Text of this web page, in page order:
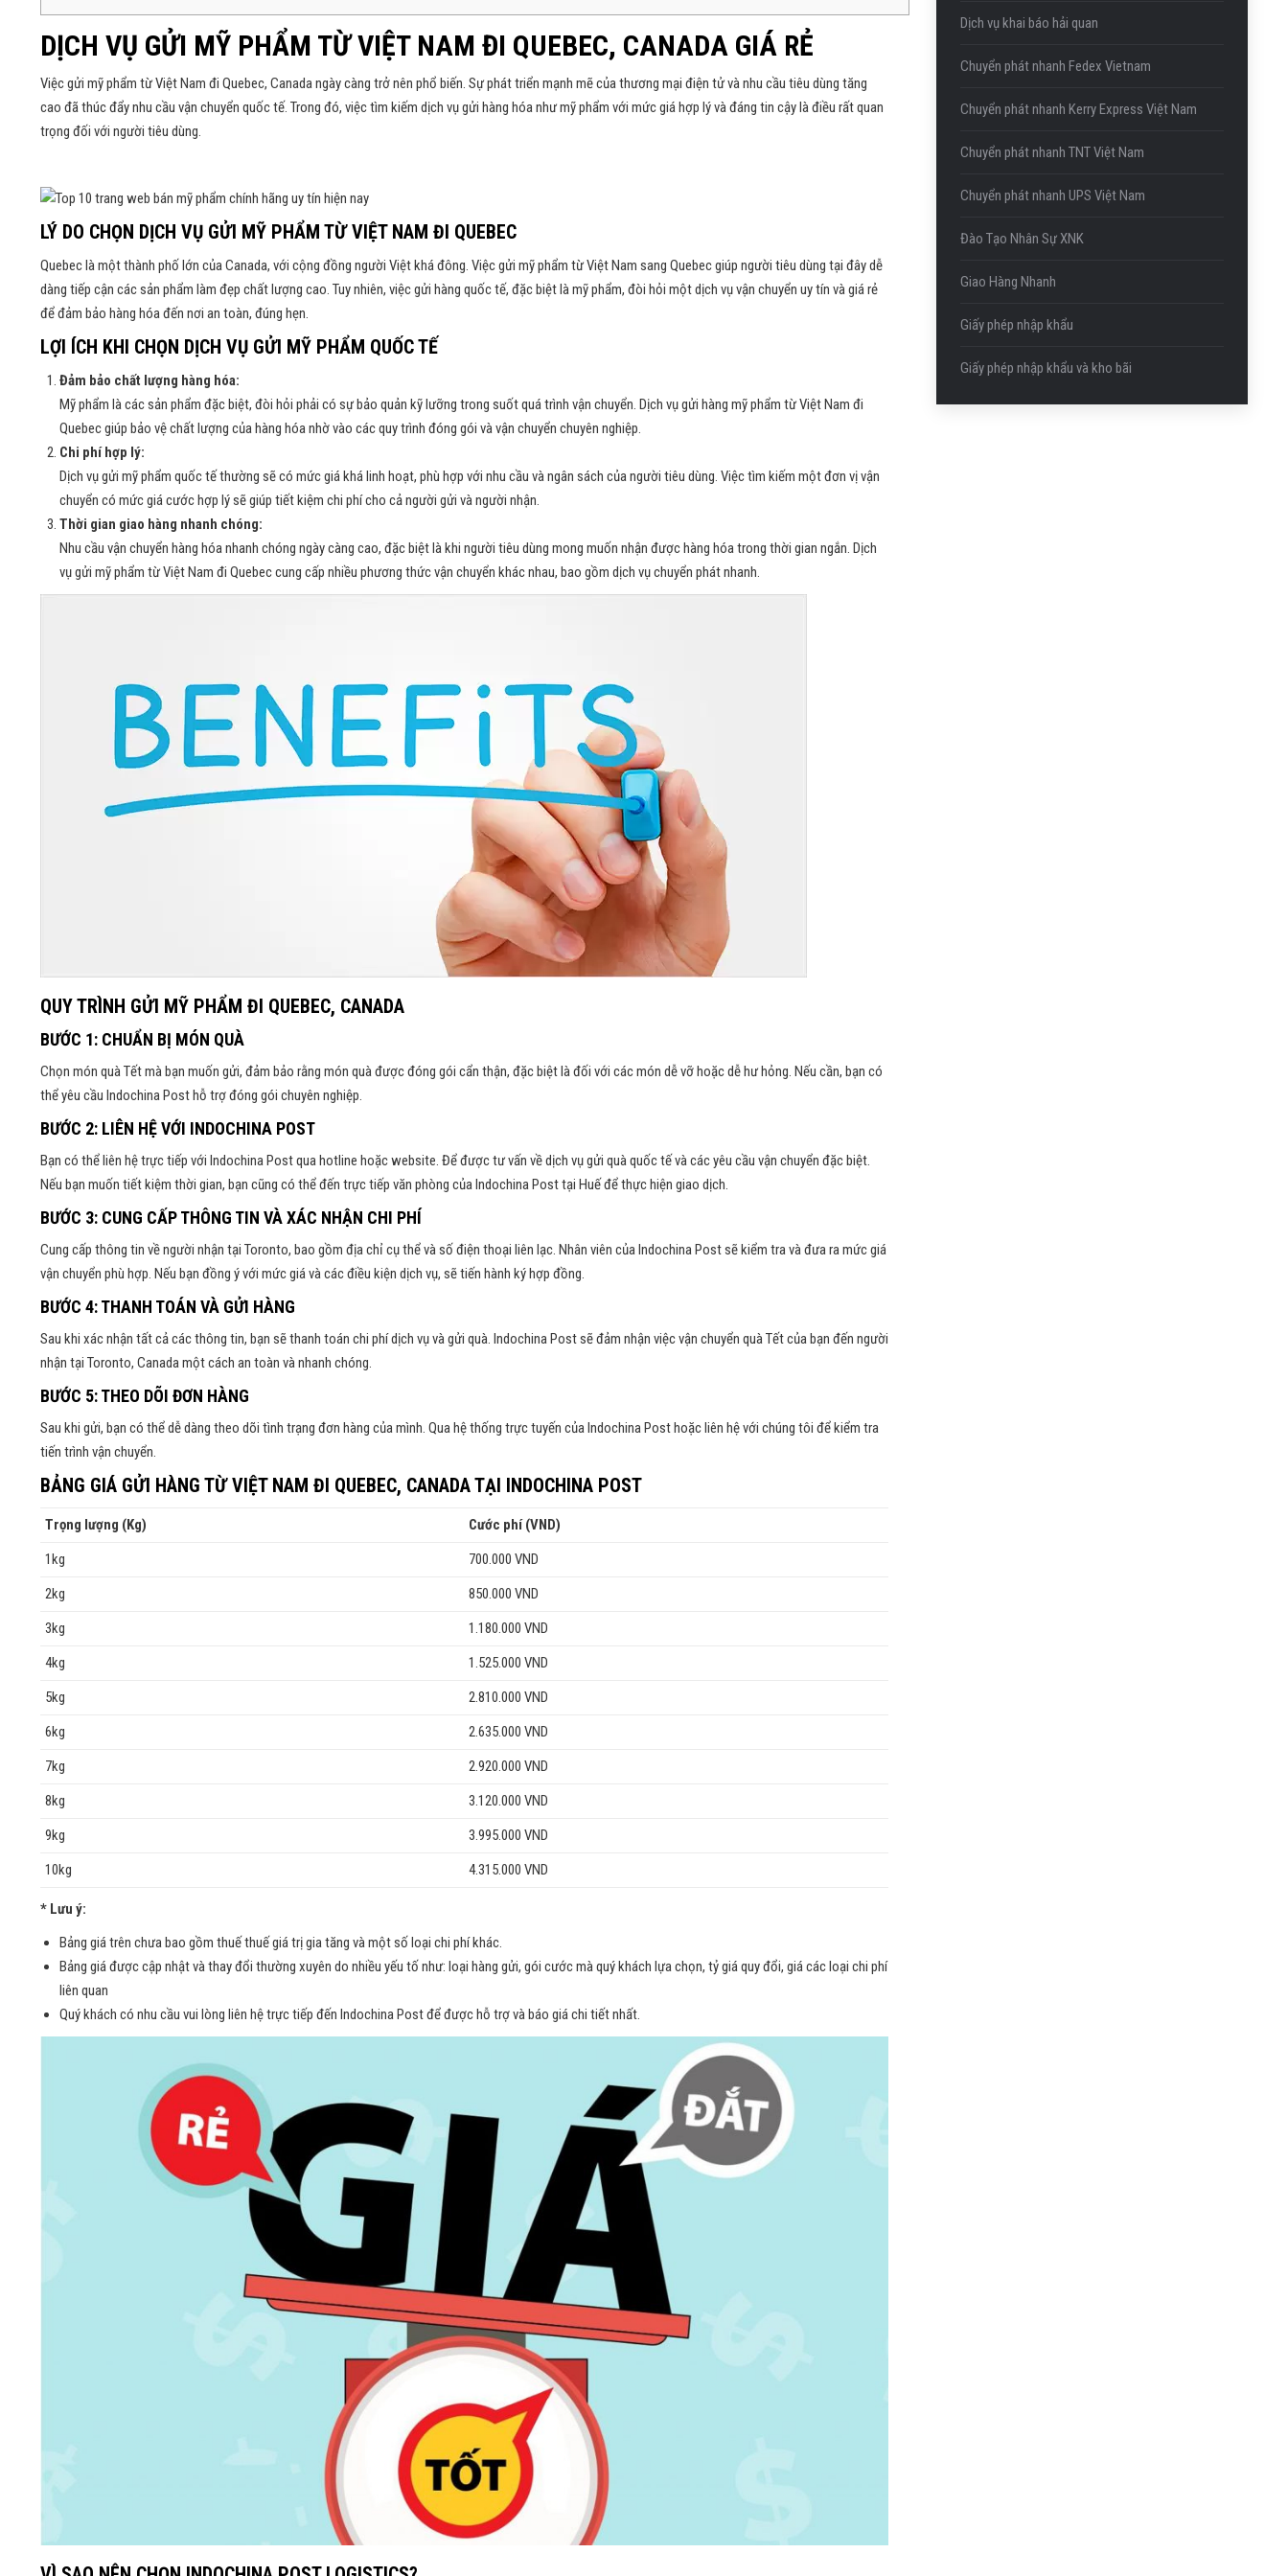
DỊCH VỤ GỬI MỸ PHẨM TỪ VIỆT NAM ĐI QUEBEC, CANADA GIÁ RẺ
Việc gửi mỹ phẩm từ Việt Nam đi Quebec, Canada ngày càng trở nên phổ biến. Sự phát triển mạnh mẽ của thương mại điện tử và nhu cầu tiêu dùng tăng
cao đã thúc đẩy nhu cầu vận chuyển quốc tế. Trong đó, việc tìm kiếm dịch vụ gửi hàng hóa như mỹ phẩm với mức giá hợp lý và đáng tin cậy là điều rất quan
trọng đối với người tiêu dùng.
LÝ DO CHỌN DỊCH VỤ GỬI MỸ PHẨM TỪ VIỆT NAM ĐI QUEBEC
Quebec là một thành phố lớn của Canada, với cộng đồng người Việt khá đông. Việc gửi mỹ phẩm từ Việt Nam sang Quebec giúp người tiêu dùng tại đây dễ
dàng tiếp cận các sản phẩm làm đẹp chất lượng cao. Tuy nhiên, việc gửi hàng quốc tế, đặc biệt là mỹ phẩm, đòi hỏi một dịch vụ vận chuyển uy tín và giá rẻ
để đảm bảo hàng hóa đến nơi an toàn, đúng hẹn.
LỢI ÍCH KHI CHỌN DỊCH VỤ GỬI MỸ PHẨM QUỐC TẾ
Đảm bảo chất lượng hàng hóa:
Mỹ phẩm là các sản phẩm đặc biệt, đòi hỏi phải có sự bảo quản kỹ lưỡng trong suốt quá trình vận chuyển. Dịch vụ gửi hàng mỹ phẩm từ Việt Nam đi
Quebec giúp bảo vệ chất lượng của hàng hóa nhờ vào các quy trình đóng gói và vận chuyển chuyên nghiệp.
Chi phí hợp lý:
Dịch vụ gửi mỹ phẩm quốc tế thường sẽ có mức giá khá linh hoạt, phù hợp với nhu cầu và ngân sách của người tiêu dùng. Việc tìm kiếm một đơn vị vận
chuyển có mức giá cước hợp lý sẽ giúp tiết kiệm chi phí cho cả người gửi và người nhận.
Thời gian giao hàng nhanh chóng:
Nhu cầu vận chuyển hàng hóa nhanh chóng ngày càng cao, đặc biệt là khi người tiêu dùng mong muốn nhận được hàng hóa trong thời gian ngắn. Dịch
vụ gửi mỹ phẩm từ Việt Nam đi Quebec cung cấp nhiều phương thức vận chuyển khác nhau, bao gồm dịch vụ chuyển phát nhanh.
QUY TRÌNH GỬI MỸ PHẨM ĐI QUEBEC, CANADA
BƯỚC 1: CHUẨN BỊ MÓN QUÀ
Chọn món quà Tết mà bạn muốn gửi, đảm bảo rằng món quà được đóng gói cẩn thận, đặc biệt là đối với các món dễ vỡ hoặc dễ hư hỏng. Nếu cần, bạn có
thể yêu cầu Indochina Post hỗ trợ đóng gói chuyên nghiệp.
BƯỚC 2: LIÊN HỆ VỚI INDOCHINA POST
Bạn có thể liên hệ trực tiếp với Indochina Post qua hotline hoặc website. Để được tư vấn về dịch vụ gửi quà quốc tế và các yêu cầu vận chuyển đặc biệt.
Nếu bạn muốn tiết kiệm thời gian, bạn cũng có thể đến trực tiếp văn phòng của Indochina Post tại Huế để thực hiện giao dịch.
BƯỚC 3: CUNG CẤP THÔNG TIN VÀ XÁC NHẬN CHI PHÍ
Cung cấp thông tin về người nhận tại Toronto, bao gồm địa chỉ cụ thể và số điện thoại liên lạc. Nhân viên của Indochina Post sẽ kiểm tra và đưa ra mức giá
vận chuyển phù hợp. Nếu bạn đồng ý với mức giá và các điều kiện dịch vụ, sẽ tiến hành ký hợp đồng.
BƯỚC 4: THANH TOÁN VÀ GỬI HÀNG
Sau khi xác nhận tất cả các thông tin, bạn sẽ thanh toán chi phí dịch vụ và gửi quà. Indochina Post sẽ đảm nhận việc vận chuyển quà Tết của bạn đến người
nhận tại Toronto, Canada một cách an toàn và nhanh chóng.
BƯỚC 5: THEO DÕI ĐƠN HÀNG
Sau khi gửi, bạn có thể dễ dàng theo dõi tình trạng đơn hàng của mình. Qua hệ thống trực tuyến của Indochina Post hoặc liên hệ với chúng tôi để kiểm tra
tiến trình vận chuyển.
BẢNG GIÁ GỬI HÀNG TỪ VIỆT NAM ĐI QUEBEC, CANADA TẠI INDOCHINA POST
Trọng lượng (Kg)
Cước phí (VND)
1kg
700.000 VND
2kg
850.000 VND
3kg
1.180.000 VND
4kg
1.525.000 VND
5kg
2.810.000 VND
6kg
2.635.000 VND
7kg
2.920.000 VND
8kg
3.120.000 VND
9kg
3.995.000 VND
10kg
4.315.000 VND
* Lưu ý:
Bảng giá trên chưa bao gồm thuế thuế giá trị gia tăng và một số loại chi phí khác.
Bảng giá được cập nhật và thay đổi thường xuyên do nhiều yếu tố như: loại hàng gửi, gói cước mà quý khách lựa chọn, tỷ giá quy đổi, giá các loại chi phí
liên quan
Quý khách có nhu cầu vui lòng liên hệ trực tiếp đến Indochina Post để được hỗ trợ và báo giá chi tiết nhất.
Dịch vụ khai báo hải quan
Chuyển phát nhanh Fedex Vietnam
Chuyển phát nhanh Kerry Express Việt Nam
Chuyển phát nhanh TNT Việt Nam
Chuyển phát nhanh UPS Việt Nam
Đào Tạo Nhân Sự XNK
Giao Hàng Nhanh
Giấy phép nhập khẩu
Giấy phép nhập khẩu và kho bãi